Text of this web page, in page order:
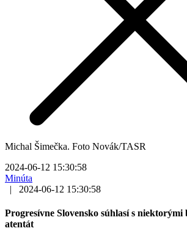
Michal Šimečka. Foto Novák/TASR
2024-06-12 15:30:58
Minúta
|
2024-06-12 15:30:58
Progresívne Slovensko súhlasí s
atentát